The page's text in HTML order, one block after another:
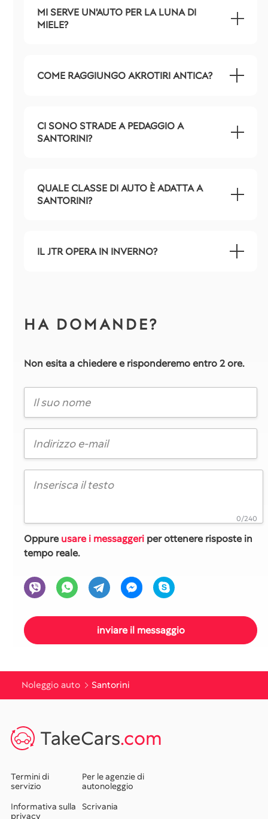
MI SERVE UN'AUTO PER LA LUNA DI
MIELE?
COME RAGGIUNGO AKROTIRI ANTICA?
CI SONO STRADE A PEDAGGIO A
SANTORINI?
QUALE CLASSE DI AUTO È ADATTA A
SANTORINI?
IL JTR OPERA IN INVERNO?
HA DOMANDE?
Non esita a chiedere e risponderemo entro 2 ore.
Oppureusare i messaggeri per ottenere risposte in
tempo reale.
0/240
Noleggio auto Santorini
TakeCars.com
Termini di
servizio
Informativa sulla
privacy
Per le agenzie di
autonoleggio
Scrivania